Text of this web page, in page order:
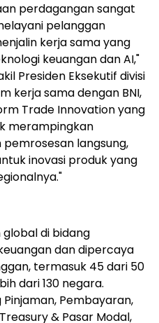
perdagangan sangat
pelanggan
kerja sama yang
keuangan dan AI,"
Presiden Eksekutif divisi
kerja sama dengan BNI,
Trade Innovation yang
merampingkan
langsung,
inovasi produk yang
di bidang
dan dipercaya
termasuk 45 dari 50
dari 130 negara.
Pembayaran,
& Pasar Modal,